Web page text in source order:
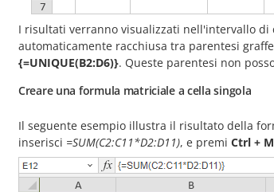
I risultati verranno visualizzati nell'intervallo
automaticamente racchiusa tra parentesi graffe
{=UNIQUE(B2:D6)}. Queste parentesi non
Creare una formula matriciale a cella singola
Il seguente esempio illustra il risultato della
inserisci =SUM(C2:C11*D2:D11), e premi Ctrl +